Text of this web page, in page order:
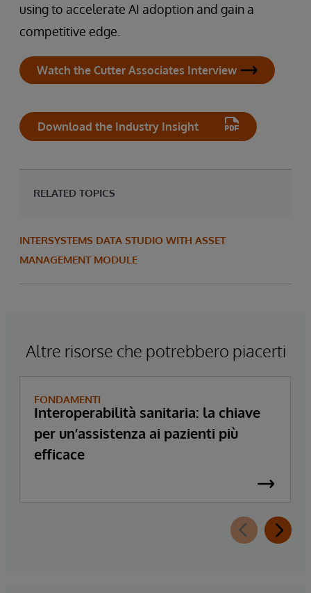
using to accelerate AI adoption and gain a
competitive edge.
Watch the Cutter Associates Interview
Download the Industry Insight
RELATED TOPICS
INTERSYSTEMS DATA STUDIO WITH ASSET
MANAGEMENT MODULE
Altre risorse che potrebbero piacerti
FONDAMENTI
Interoperabilità sanitaria: la chiave
per un’assistenza ai pazienti più
efficace